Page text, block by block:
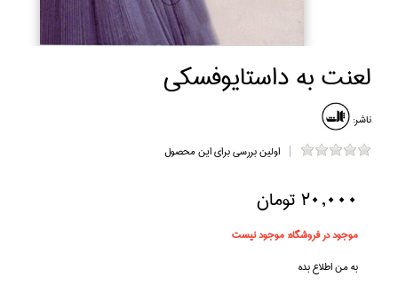
لعنت به داستايوفسكي
ناشر:
اولین بررسی برای این محصول
20,000 تومان
موجود در فروشگاه:موجود نیست
به من اطلاع بده